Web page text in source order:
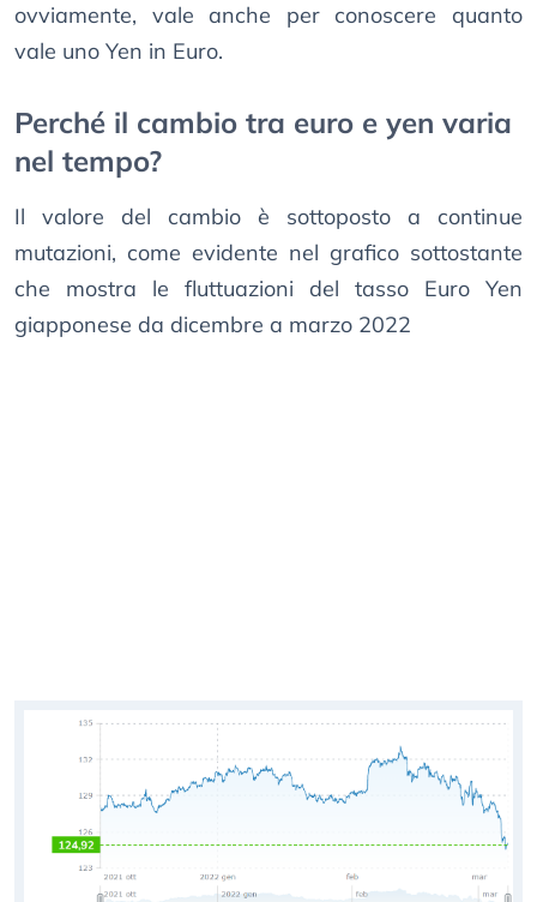
ovviamente, vale anche per conoscere quanto
vale uno Yen in Euro.
Perché il cambio tra euro e yen varia
nel tempo?
Il valore del cambio è sottoposto a continue
mutazioni, come evidente nel grafico sottostante
che mostra le fluttuazioni del tasso Euro Yen
giapponese da dicembre a marzo 2022